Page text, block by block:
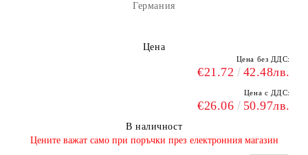
Германия
Цена
Цена без ДДС:
€21.72 42.48лв.
Цена с ДДС:
€26.06 50.97лв.
В наличност
​Цените важат само при поръчки през електронния магазин